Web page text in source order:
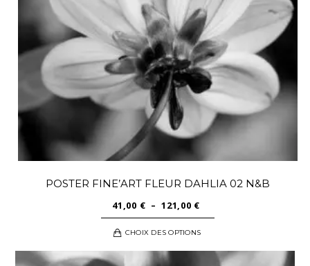
POSTER FINE’ART FLEUR DAHLIA 02 N&B
41,00 € – 121,00 €
DE
PRIX :
41,00 €
CHOIX DES OPTIONS
a